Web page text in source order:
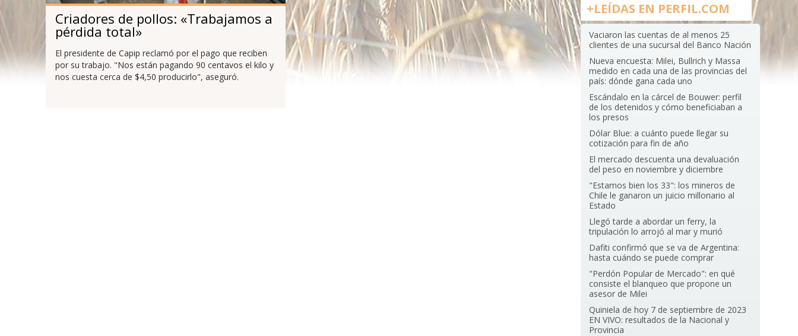
Criadores de pollos: «Trabajamos a
pérdida total»
El presidente de Capip reclamó por el pago que reciben
por su trabajo. "Nos están pagando 90 centavos el kilo y
nos cuesta cerca de $4,50 producirlo", aseguró.
+LEÍDAS EN PERFIL.COM
Vaciaron las cuentas de al menos 25
clientes de una sucursal del Banco Nación
Nueva encuesta: Milei, Bullrich y Massa
medido en cada una de las provincias del
país: dónde gana cada uno
Escándalo en la cárcel de Bouwer: perfil
de los detenidos y cómo beneficiaban a
los presos
Dólar Blue: a cuánto puede llegar su
cotización para fin de año
El mercado descuenta una devaluación
del peso en noviembre y diciembre
"Estamos bien los 33": los mineros de
Chile le ganaron un juicio millonario al
Estado
Llegó tarde a abordar un ferry, la
tripulación lo arrojó al mar y murió
Dafiti confirmó que se va de Argentina:
hasta cuándo se puede comprar
"Perdón Popular de Mercado": en qué
consiste el blanqueo que propone un
asesor de Milei
Quiniela de hoy 7 de septiembre de 2023
EN VIVO: resultados de la Nacional y
Provincia